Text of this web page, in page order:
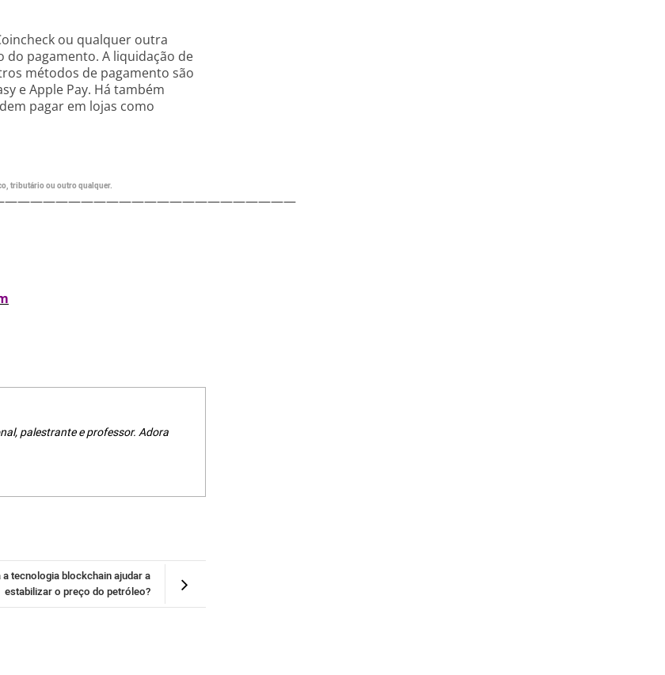
ou qualquer outra
pagamento. A liquidação de
métodos de pagamento são
e Apple Pay. Há também
pagar em lojas como
tributário ou outro qualquer.
palestrante e professor. Adora
a tecnologia blockchain ajudar a
estabilizar o preço do petróleo?